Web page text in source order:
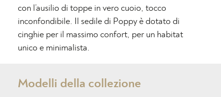
con l’ausilio di toppe in vero cuoio, tocco
inconfondibile. Il sedile di Poppy è dotato di
cinghie per il massimo confort, per un habitat
unico e minimalista.
Modelli della collezione